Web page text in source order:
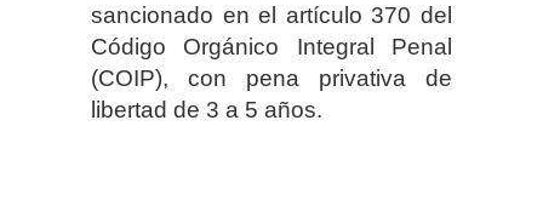
sancionado en el artículo 370 del
Código Orgánico Integral Penal
(COIP), con pena privativa de
libertad de 3 a 5 años.